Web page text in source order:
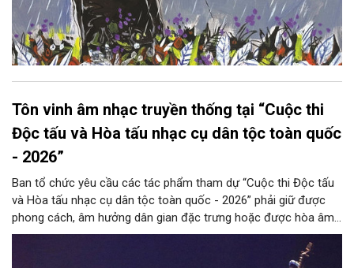
Tôn vinh âm nhạc truyền thống tại “Cuộc thi
Độc tấu và Hòa tấu nhạc cụ dân tộc toàn quốc
- 2026”
Ban tổ chức yêu cầu các tác phẩm tham dự “Cuộc thi Độc tấu
và Hòa tấu nhạc cụ dân tộc toàn quốc - 2026” phải giữ được
phong cách, âm hưởng dân gian đặc trưng hoặc được hòa âm,
phối khí mới trên nền tảng làn điệu âm nhạc truyền thống Việt
Nam, đồng thời phải được trình diễn trực tiếp bằng nhạc cụ dân